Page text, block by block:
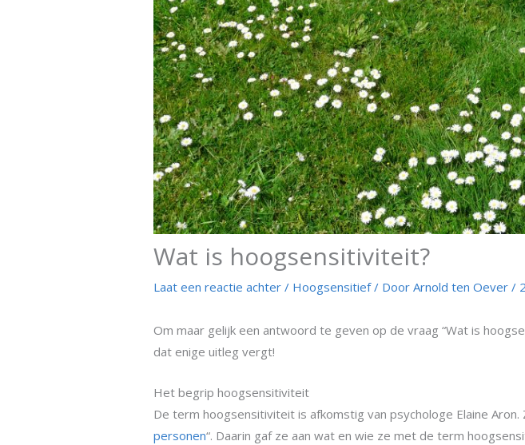
Wat is hoogsensitiviteit?
Laat een reactie achter / Hoogsensitief/ DoorArnold ten Oever/
Om maar gelijk een antwoord te geven op de vraag “Wat is
dat enige uitleg vergt!
Het begrip hoogsensitiviteit
De term hoogsensitiviteit is afkomstig van psychologe Elaine
personen“. Daarin gaf ze aan wat en wie ze met de term